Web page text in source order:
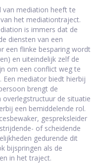
van mediation heeft te
het mediationtraject.
is immers dat de
diensten van een
een flinke besparing wordt
en uiteindelijk zelf de
om een conflict weg te
mediator biedt hierbij
brengt de
de situatie
een bemiddelende rol.
gespreksleider
of scheidende
gedurende dit
bijspringen als de
in het traject.